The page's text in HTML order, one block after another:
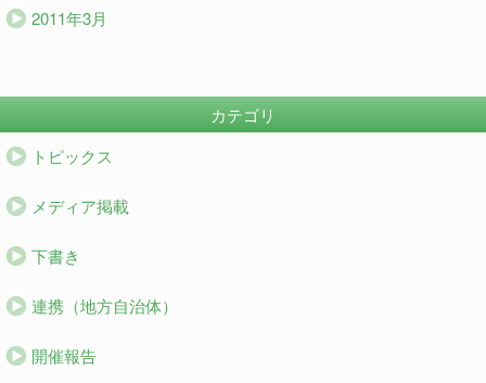
2011年3月
カテゴリ
トピックス
メディア掲載
下書き
連携（地方自治体）
開催報告